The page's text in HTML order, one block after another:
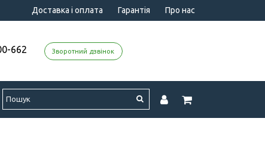
Доставка і оплата Гарантія Про нас
662 Зворотний дзвінок